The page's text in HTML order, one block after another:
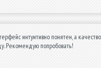
интуитивно понятен, а
Рекомендую попробовать!